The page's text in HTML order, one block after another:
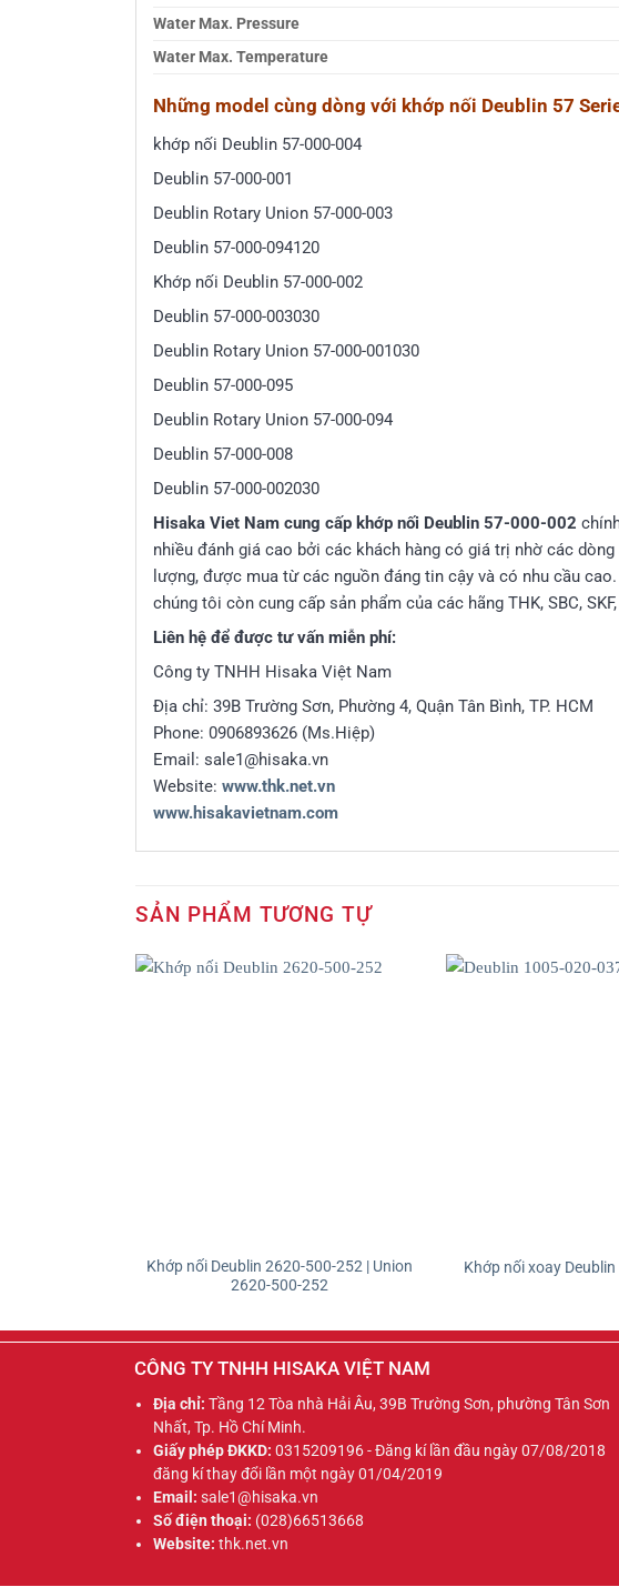
Water Max. Pressure
Water Max. Temperature
Những model cùng dòng với khớp nối Deublin 57
khớp nối Deublin 57-000-004
Deublin 57-000-001
Deublin Rotary Union 57-000-003
Deublin 57-000-094120
Khớp nối Deublin 57-000-002
Deublin 57-000-003030
Deublin Rotary Union 57-000-001030
Deublin 57-000-095
Deublin Rotary Union 57-000-094
Deublin 57-000-008
Deublin 57-000-002030
Hisaka Viet Nam cung cấp khớp nối Deublin 57-000-002
nhiều đánh giá cao bởi các khách hàng có giá trị nhờ các
lượng, được mua từ các nguồn đáng tin cậy và có nhu cầu
chúng tôi còn cung cấp sản phẩm của các hãng THK, SBC,
Liên hệ để được tư vấn miễn phí:
Công ty TNHH Hisaka Việt Nam
Địa chỉ: 39B Trường Sơn, Phường 4, Quận Tân Bình, TP. HCM
Phone: 0906893626 (Ms.Hiệp)
Email: sale1@hisaka.vn
Website: www.thk.net.vn
www.hisakavietnam.com
SẢN PHẨM TƯƠNG TỰ
Khớp nối Deublin 2620-500-252 | Union
2620-500-252
Khớp nối xoay
CÔNG TY TNHH HISAKA VIỆT NAM
Địa chỉ: Tầng 12 Tòa nhà Hải Âu, 39B Trường Sơn, phường Tân Sơn
Nhất, Tp. Hồ Chí Minh.
Giấy phép ĐKKD: 0315209196 - Đăng kí lần đầu ngày 07/08/2018
đăng kí thay đổi lần một ngày 01/04/2019
Email: sale1@hisaka.vn
Số điện thoại: (028)66513668
Website: thk.net.vn